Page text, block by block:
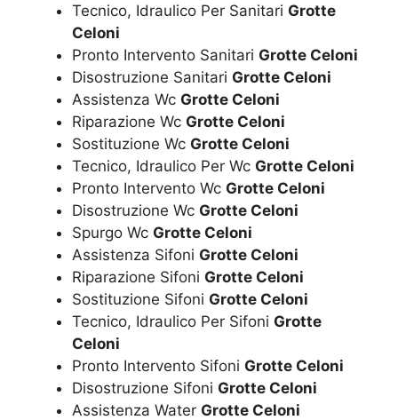
Tecnico, Idraulico Per Sanitari Grotte
Celoni
Pronto Intervento Sanitari Grotte Celoni
Disostruzione Sanitari Grotte Celoni
Assistenza Wc Grotte Celoni
Riparazione Wc Grotte Celoni
Sostituzione Wc Grotte Celoni
Tecnico, Idraulico Per Wc Grotte Celoni
Pronto Intervento Wc Grotte Celoni
Disostruzione Wc Grotte Celoni
Spurgo Wc Grotte Celoni
Assistenza Sifoni Grotte Celoni
Riparazione Sifoni Grotte Celoni
Sostituzione Sifoni Grotte Celoni
Tecnico, Idraulico Per Sifoni Grotte
Celoni
Pronto Intervento Sifoni Grotte Celoni
Disostruzione Sifoni Grotte Celoni
Assistenza Water Grotte Celoni